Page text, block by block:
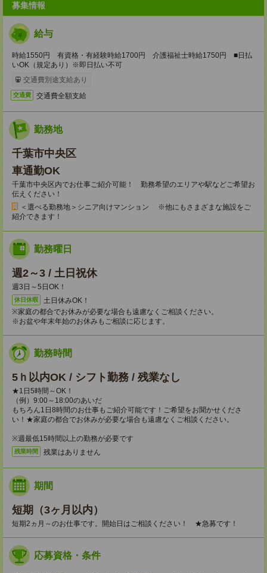
募集情報
給与
時給1550円 有資格・有経験時給1700円 介護福祉士時給1750円 ■日払
いOK（規定あり）※即日払い不可
交通費別途支給あり
交通費 交通費全額支給
勤務地
千葉市中央区
車通勤OK
千葉市中央区内でお仕事ご紹介可能！ 勤務希望のエリアや駅などご希望お
伝えください！
＜選べる勤務地＞シニア向けマンション ※他にもさまざまな施設をご
紹介できます！
勤務曜日
週2～3 / 土日祝休
週3日～5日OK！
休日休暇
土日休みOK！
※家庭の都合でお休みが必要な場合も遠慮なくご相談ください。
※お盆や年末年始のお休みもご相談に応じます。
勤務時間
5ｈ以内OK / シフト勤務 / 残業なし
★1日5時間～OK！
（例）9:00～18:00のあいだ
もちろん1日8時間のお仕事もご紹介可能です！ご希望をお聞かせくださ
い！★家庭の都合でお休みが必要な場合も遠慮なくご相談ください。
※週最低15時間以上の勤務が必要です
残業時間 残業はありません
期間
短期（3ヶ月以内）
短期2ヵ月～のお仕事です。開始日はご相談ください！ ★急募です！
応募資格・条件